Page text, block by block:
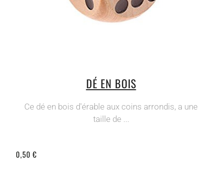
DÉ EN BOIS
Ce dé en bois d'érable aux coins arrondis, a une
taille de ...
0,50 €